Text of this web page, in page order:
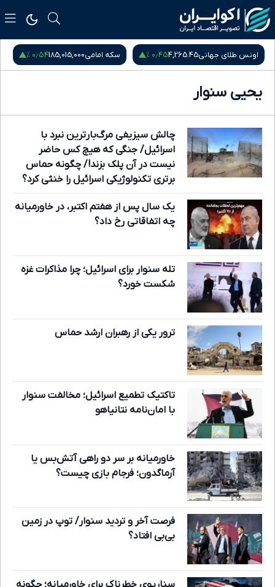
اونس طلای جهانی4,265.45۰٫۴۵ % سکه امامی185,015,000۰٫۵۴ %
یحیی سنوار
چالش سیزیفی مرگ‌بارترین نبرد با
اسرائیل/ جنگی که هیچ کس حاضر
نیست در آن پلک بزند!/ چگونه حماس
برتری تکنولوژیکی اسرائیل را خنثی کرد؟
یک سال پس از هفتم اکتبر، در خاورمیانه
چه اتفاقاتی رخ داد؟
تله سنوار برای اسرائیل؛ چرا مذاکرات غزه
شکست خورد؟
ترور یکی از رهبران ارشد حماس
تاکتیک تطمیع اسرائیل؛ مخالفت سنوار
با امان‌نامه نتانیاهو
خاورمیانه بر سر دو راهی آتش‌بس یا
آرماگدون؛ فرجام بازی چیست؟
فرصت آخر و تردید سنوار/ توپ در زمین
بی‌بی افتاد؟
سناریوی خطرناک برای خاورمیانه؛ چگونه